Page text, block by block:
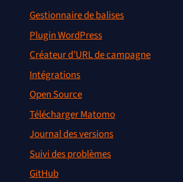
Gestionnaire de balises
Plugin WordPress
Créateur d’URL de campagne
Intégrations
Open Source
Télécharger Matomo
Journal des versions
Suivi des problèmes
GitHub